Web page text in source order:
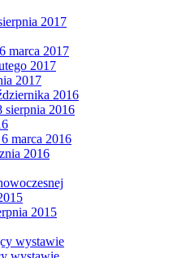
2017
marca 2017
2017
2017
2016
sierpnia 2016
marca 2016
2016
2015
wystawie